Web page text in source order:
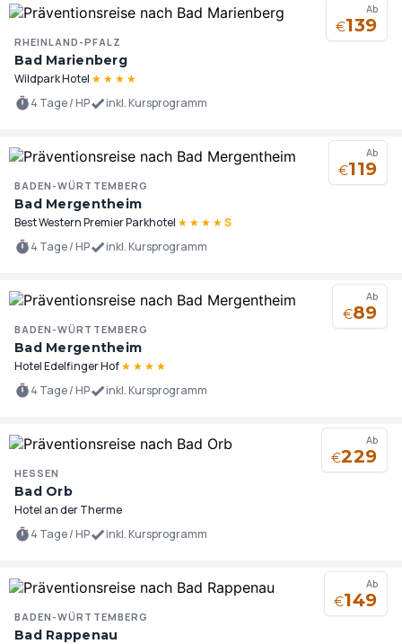
Ab
€139
RHEINLAND-PFALZ
Bad Marienberg
Wildpark Hotel ★ ★ ★ ★
4 Tage / HP
inkl. Kursprogramm
Ab
€119
BADEN-WÜRTTEMBERG
Bad Mergentheim
Best Western Premier Parkhotel ★ ★ ★ ★S
4 Tage / HP
inkl. Kursprogramm
Ab
€89
BADEN-WÜRTTEMBERG
Bad Mergentheim
Hotel Edelfinger Hof★ ★ ★ ★
4 Tage / HP
inkl. Kursprogramm
Ab
€229
HESSEN
Bad Orb
Hotel an der Therme
4 Tage / HP
inkl. Kursprogramm
Ab
€149
BADEN-WÜRTTEMBERG
Bad Rappenau